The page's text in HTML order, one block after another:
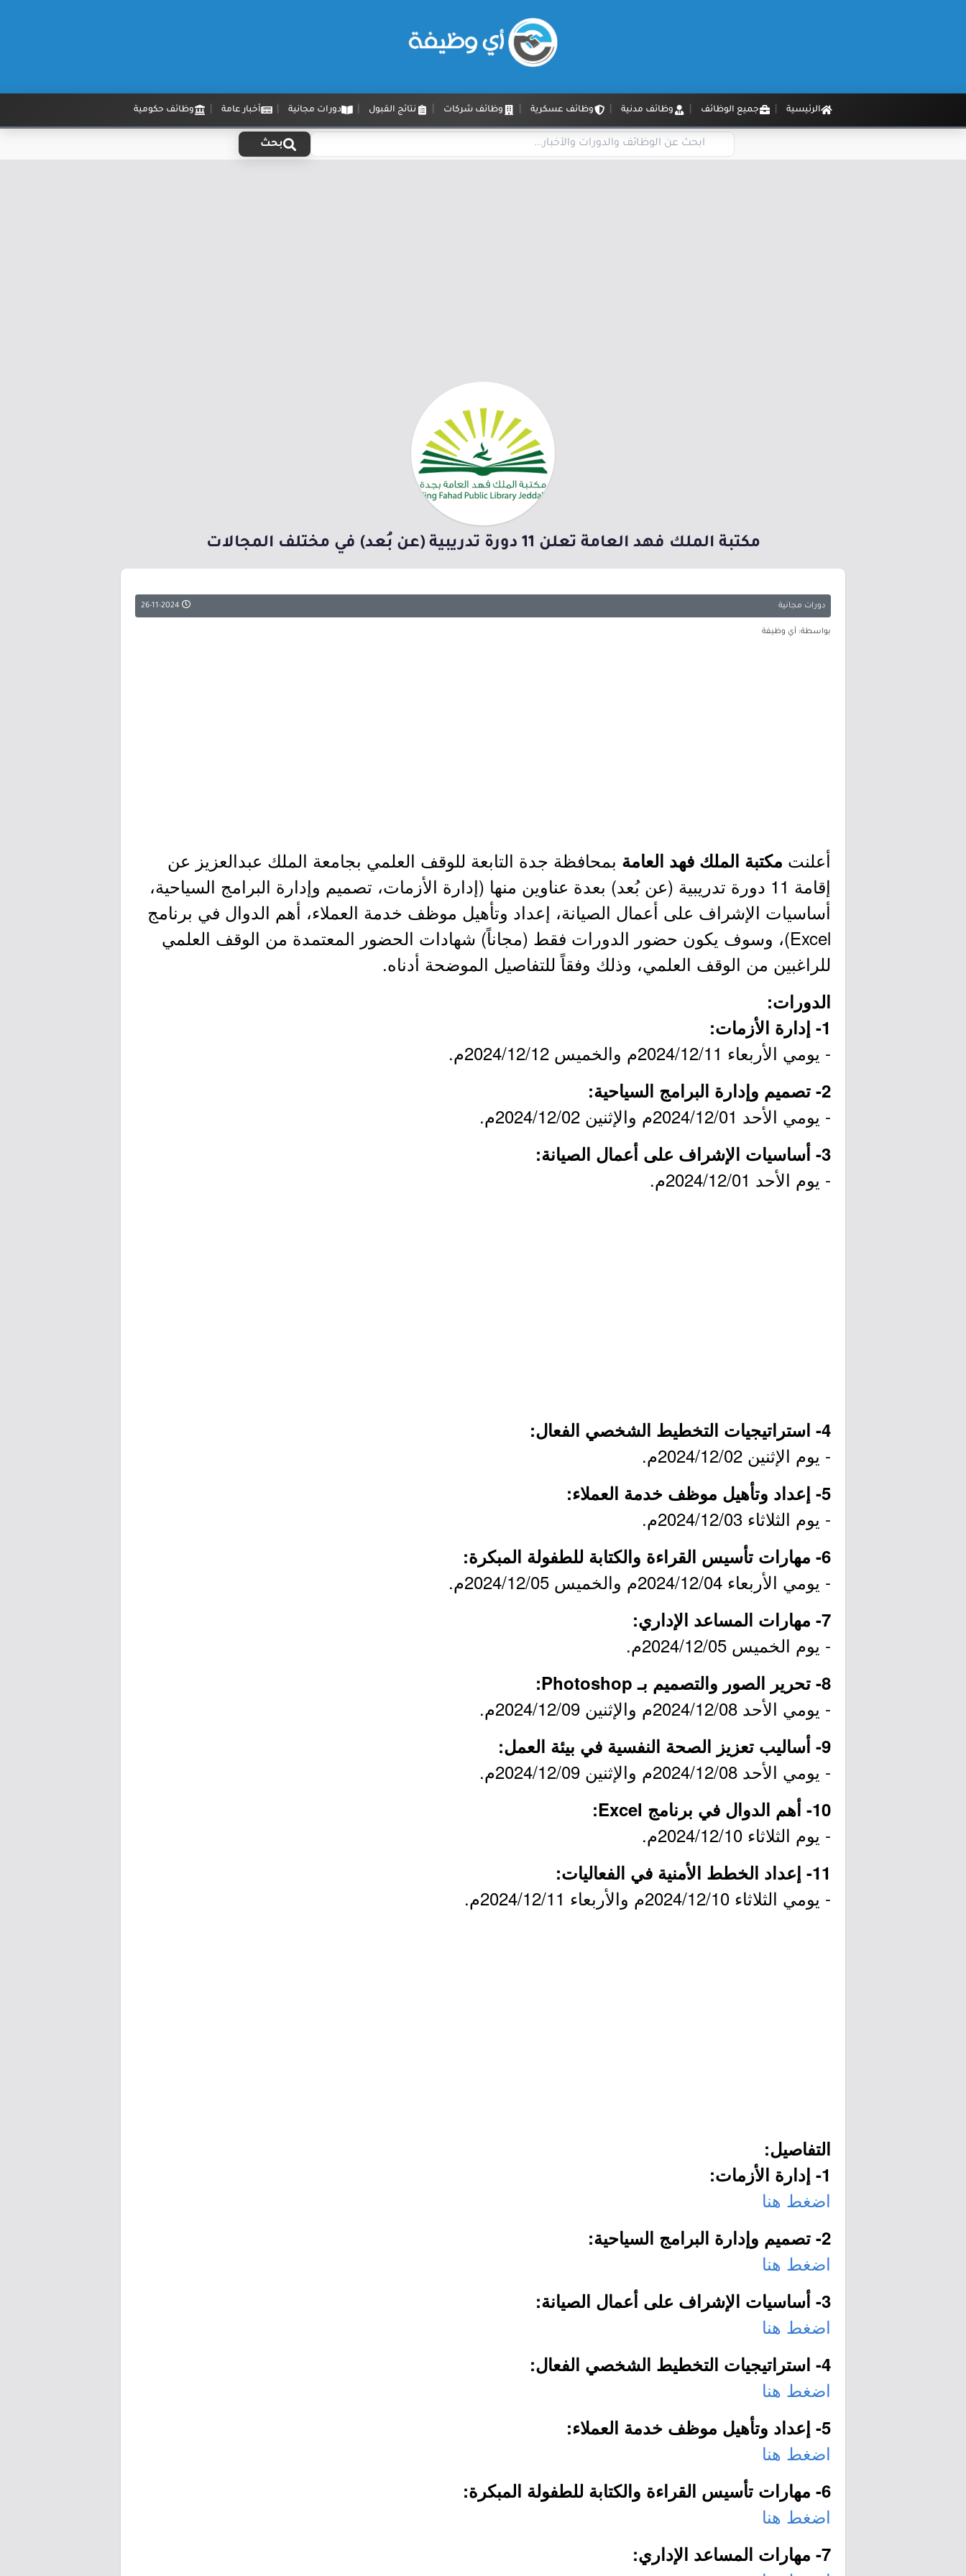
الرئيسية جميع الوظائف وظائف مدنية وظائف عسكرية وظائف شركات نتائج القبول دورات مجانية أخبار عامة وظائف حكومية
بحث
مكتبة الملك فهد العامة تعلن 11 دورة تدريبية (عن بُعد) في مختلف المجالات
دورات مجانية
بواسطة: أي وظيفة
أعلنت مكتبة الملك فهد العامة بمحافظة جدة التابعة للوقف العلمي بجامعة الملك عبدالعزيز عن
إقامة 11 دورة تدريبية (عن بُعد) بعدة عناوين منها (إدارة الأزمات، تصميم وإدارة البرامج السياحية،
أساسيات الإشراف على أعمال الصيانة، إعداد وتأهيل موظف خدمة العملاء، أهم الدوال في برنامج
Excel)، وسوف يكون حضور الدورات فقط (مجاناً) شهادات الحضور المعتمدة من الوقف العلمي
للراغبين من الوقف العلمي، وذلك وفقاً للتفاصيل الموضحة أدناه.
الدورات:
1- إدارة الأزمات:
- يومي الأربعاء 2024/12/11م والخميس 2024/12/12م.
2- تصميم وإدارة البرامج السياحية:
- يومي الأحد 2024/12/01م والإثنين 2024/12/02م.
3- أساسيات الإشراف على أعمال الصيانة:
- يوم الأحد 2024/12/01م.
4- استراتيجيات التخطيط الشخصي الفعال:
- يوم الإثنين 2024/12/02م.
5- إعداد وتأهيل موظف خدمة العملاء:
- يوم الثلاثاء 2024/12/03م.
6- مهارات تأسيس القراءة والكتابة للطفولة المبكرة:
- يومي الأربعاء 2024/12/04م والخميس 2024/12/05م.
7- مهارات المساعد الإداري:
- يوم الخميس 2024/12/05م.
8- تحرير الصور والتصميم بـ Photoshop:
- يومي الأحد 2024/12/08م والإثنين 2024/12/09م.
9- أساليب تعزيز الصحة النفسية في بيئة العمل:
- يومي الأحد 2024/12/08م والإثنين 2024/12/09م.
10- أهم الدوال في برنامج Excel:
- يوم الثلاثاء 2024/12/10م.
11- إعداد الخطط الأمنية في الفعاليات:
- يومي الثلاثاء 2024/12/10م والأربعاء 2024/12/11م.
التفاصيل:
1- إدارة الأزمات:
اضغط هنا
2- تصميم وإدارة البرامج السياحية:
اضغط هنا
3- أساسيات الإشراف على أعمال الصيانة:
اضغط هنا
4- استراتيجيات التخطيط الشخصي الفعال:
اضغط هنا
5- إعداد وتأهيل موظف خدمة العملاء:
اضغط هنا
6- مهارات تأسيس القراءة والكتابة للطفولة المبكرة:
اضغط هنا
7- مهارات المساعد الإداري: